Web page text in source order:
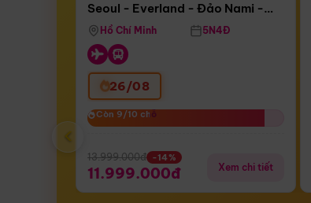
Bay Sun Phuquoc Airways
Seoul - Everland - Đảo Nami -
Tháp Namsan (Bay Sun Phuquoc
Airways)
Hồ Chí Minh 5N4Đ
26/08
Còn 9/10 chỗ
Còn 9/10 chỗ
13.999.000đ -14%
11.999.000đ Xem chi tiết
‹